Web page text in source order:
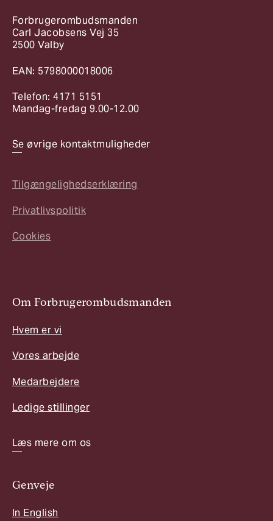
Forbrugerombudsmanden
Carl Jacobsens Vej 35
2500 Valby
EAN: 5798000018006
Telefon: 4171 5151
Mandag-fredag 9.00-12.00
Se øvrige kontaktmuligheder
Tilgængelighedserklæring
Privatlivspolitik
Cookies
Om Forbrugerombudsmanden
Hvem er vi
Vores arbejde
Medarbejdere
Ledige stillinger
Læs mere om os
Genveje
In English